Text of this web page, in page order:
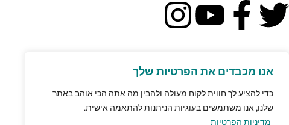
אנו מכבדים את הפרטיות שלך
כדי להציע לך חווית לקוח מעולה ולהבין מה אתה הכי אוהב באתר
שלנו, אנו משתמשים בעוגיות הניתנות להתאמה אישית.
מדיניות הפרטיות